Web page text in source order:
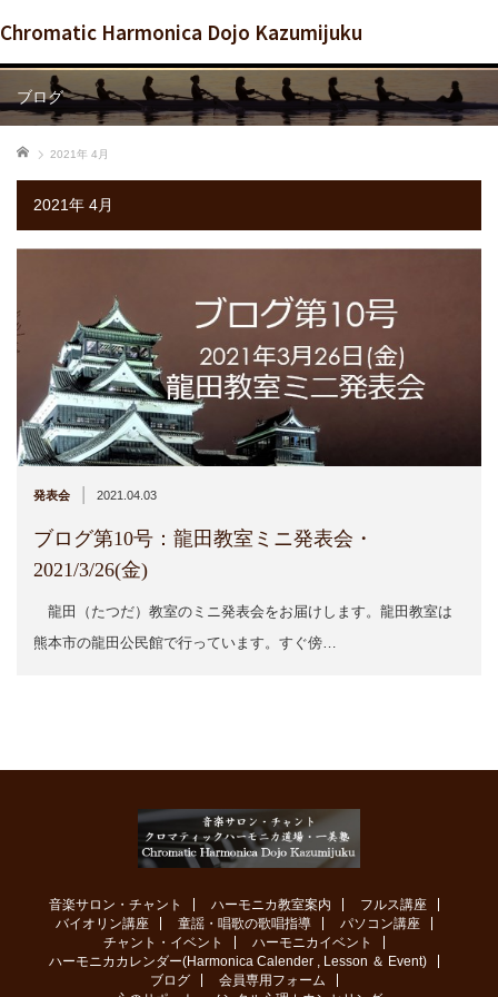
Chromatic Harmonica Dojo Kazumijuku
ブログ
ホーム 2021年 4月
2021年 4月
発表会 2021.04.03
ブログ第10号：龍田教室ミニ発表会・
2021/3/26(金)
龍田（たつだ）教室のミニ発表会をお届けします。龍田教室は
熊本市の龍田公民館で行っています。すぐ傍…
音楽サロン・チャント ハーモニカ教室案内
フルス講座
バイオリン講座
童謡・唱歌の歌唱指導
パソコン講座
チャント・イベント
ハーモニカイベント
ハーモニカカレンダー(Harmonica Calender , Lesson ＆ Event)
ブログ
会員専用フォーム